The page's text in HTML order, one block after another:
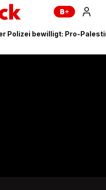
Polizei bewilligt: Pro-